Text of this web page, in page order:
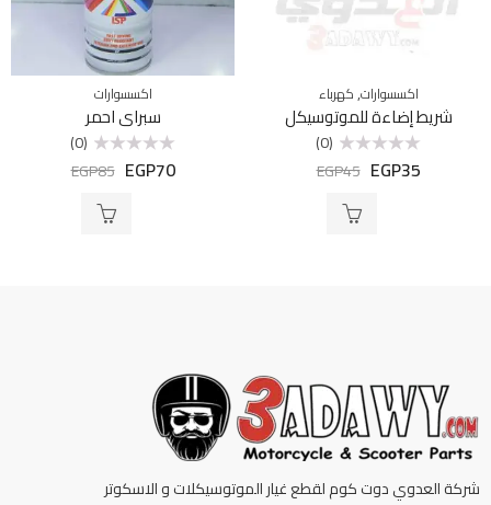
اكسسوارات,كهرباء
شريط إضاءة للموتوسيكل
التقييم
(0)
EGP35
EGP45
اكسسوارات
سبراي احمر
التقييم
(0)
EGP70
EGP85
شركة العدوي دوت كوم لقطع غيار الموتوسيكلات و الاسكوتر